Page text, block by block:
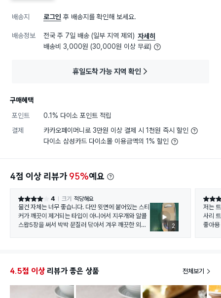
배송지 로그인 후 배송지를 확인해 보세요.
배송정보 전국 주 7일 배송 (일부 지역 제외) 자세히
배송비 3,000원 (30,000원 이상 무료)
휴일도착 가능 지역 확인
구매혜택
포인트
0.1% 다이소 포인트 적립
결제
카카오페이머니로 3만원 이상 결제 시 1천원 즉시 할인
다이소 삼성카드 다이소몰 이용금액의 1% 할인
4점 이상 리뷰가 95%예요
별점 4점 4 크기 적당해요
물건 자체는 너무 좋습니다. 다만 윗면에 붙어있는 스티
커가 깨끗이 제거되는 타입이 아니어서 지우개와 알콜
스왑5장을 써서 박박 문질러 닦아서 겨우 깨끗한 외관
2
별점 5
저는
사리
좋아용
이로,
4.5점 이상 리뷰가 좋은 상품 전체보기